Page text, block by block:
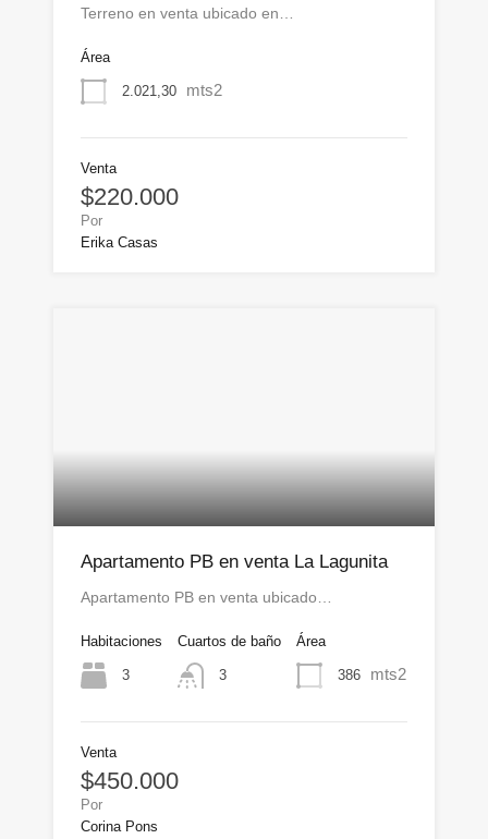
Terreno en venta ubicado en…
Área
2.021,30 mts2
Venta
$220.000
Por
Erika Casas
Apartamento PB en venta La Lagunita
Apartamento PB en venta ubicado…
Habitaciones
3
Cuartos de baño
3
Área
386 mts2
Venta
$450.000
Por
Corina Pons